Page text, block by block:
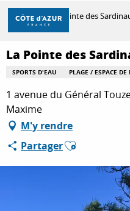
Aller
contenu
principal
DÉCOUVRIR
À FAIRE
SÉJOURNER
Accueil La Pointe des
La Pointe des
SPORTS D'EAU PLAGE / ESPACE DE
1 avenue du Général
Maxime
M'y rendre
PartagerAjouter aux